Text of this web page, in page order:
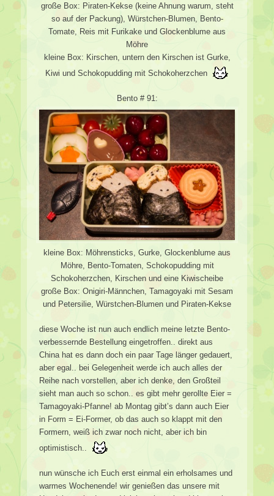
große Box: Piraten-Kekse (keine Ahnung warum, steht
so auf der Packung), Würstchen-Blumen, Bento-
Tomate, Reis mit Furikake und Glockenblume aus
Möhre
kleine Box: Kirschen, untern den Kirschen ist Gurke,
Kiwi und Schokopudding mit Schokoherzchen
Bento # 91:
kleine Box: Möhrensticks, Gurke, Glockenblume aus
Möhre, Bento-Tomaten, Schokopudding mit
Schokoherzchen, Kirschen und eine Kiwischeibe
große Box: Onigiri-Männchen, Tamagoyaki mit Sesam
und Petersilie, Würstchen-Blumen und Piraten-Kekse
diese Woche ist nun auch endlich meine letzte Bento-
verbessernde Bestellung eingetroffen.. direkt aus
China hat es dann doch ein paar Tage länger gedauert,
aber egal.. bei Gelegenheit werde ich auch alles der
Reihe nach vorstellen, aber ich denke, den Großteil
sieht man auch so schon.. es gibt mehr gerollte Eier =
Tamagoyaki-Pfanne! ab Montag gibt’s dann auch Eier
in Form = Ei-Former, ob das auch so klappt mit den
Formern, weiß ich zwar noch nicht, aber ich bin
optimistisch..
nun wünsche ich Euch erst einmal ein erholsames und
warmes Wochenende! wir genießen das unsere mit